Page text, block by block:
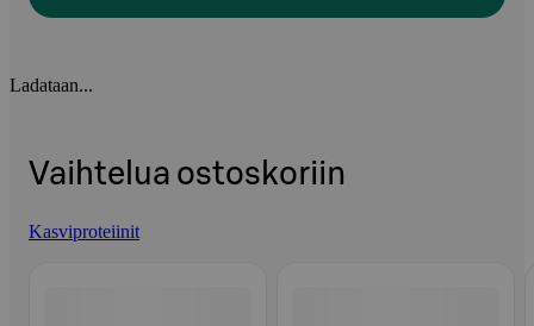
Ladataan...
Vaihtelua ostoskoriin
Kasviproteiinit